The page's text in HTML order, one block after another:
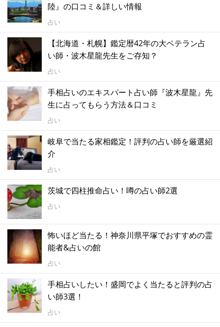
陸』の口コミ＆詳しい情報
占い
【北海道・札幌】鑑定暦42年の大ベテラン占
い師・波木星龍先生をご存知？
占い
手相占いのエキスパート占い師『波木星龍』先
生に占ってもらう方法＆口コミ
占い
岐阜で当たる家相鑑定！評判の占い師を厳選紹
介
占い
茨城で四柱推命占い！噂の占い師2選
占い
怖いほど当たる！神奈川県平塚でおすすめの霊
能者&占いの館
占い
手相占いしたい！盛岡でよく当たると評判の占
い師3選！
占い